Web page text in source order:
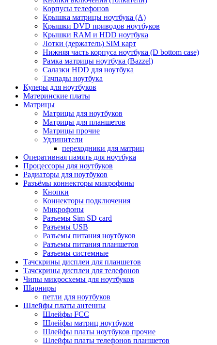
Корпусы телефонов
Крышка матрицы ноутбука (A)
Крышки DVD приводов ноутбуков
Крышки RAM и HDD ноутбука
Лотки (держатель) SIM карт
Нижняя часть корпуса ноутбука (D bottom case)
Рамка матрицы ноутбука (Bazzel)
Салазки HDD для ноутбука
Тачпады ноутбука
Кулеры для ноутбуков
Материнские платы
Матрицы
Матрицы для ноутбуков
Матрицы для планшетов
Матрицы прочие
Удлинители
переходники для матриц
Оперативная память для ноутбука
Процессоры для ноутбуков
Радиаторы для ноутбуков
Разъёмы коннекторы микрофоны
Кнопки
Коннекторы подключения
Микрофоны
Разъемы Sim SD card
Разъемы USB
Разъемы питания ноутбуков
Разъемы питания планшетов
Разъемы системные
Тачскрины дисплеи для планшетов
Тачскрины дисплеи для телефонов
Чипы микросхемы для ноутбуков
Шарниры
петли для ноутбуков
Шлейфы платы антенны
Шлейфы FCC
Шлейфы матриц ноутбуков
Шлейфы платы ноутбуков прочие
Шлейфы платы телефонов планшетов